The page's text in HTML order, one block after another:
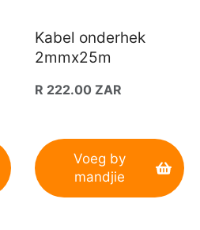
Kabel onderhek
2mmx25m
Gewone
R 222.00 ZAR
Voeg by
mandjie